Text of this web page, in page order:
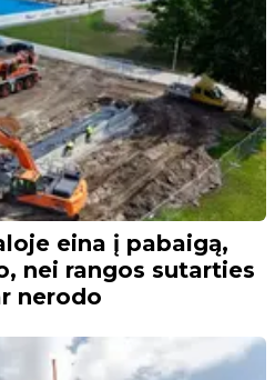
eina į pabaigą,
nei rangos sutarties
nerodo